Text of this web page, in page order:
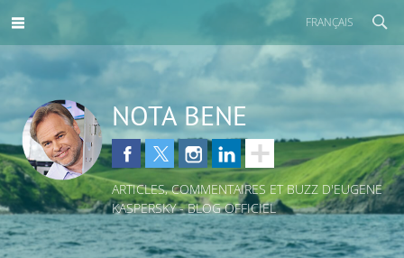
FRANÇAIS
NOTA BENE
ARTICLES, COMMENTAIRES ET BUZZ D'EUGENE
KASPERSKY - BLOG OFFICIEL